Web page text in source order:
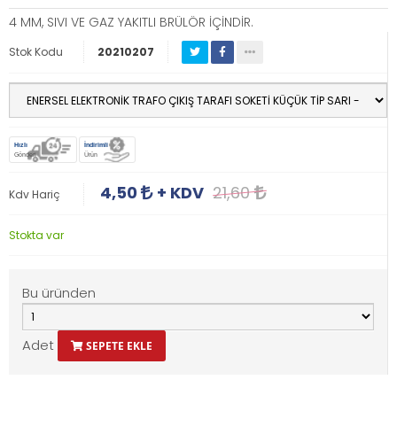
4 MM, SIVI VE GAZ YAKITLI BRÜLÖR İÇİNDİR.
Stok Kodu 20210207
Hızlı
Gönderi
İndirimli
Ürün
Kdv Hariç 4,50 + KDV 21,60
Stokta var
Bu üründen
Adet SEPETE EKLE